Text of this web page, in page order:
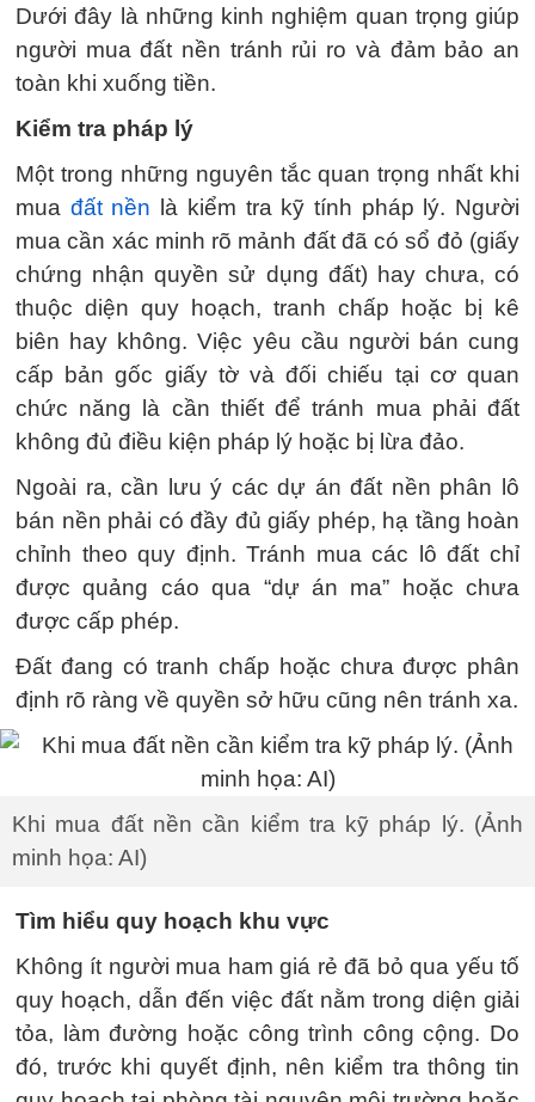
Dưới đây là những kinh nghiệm quan trọng giúp
người mua đất nền tránh rủi ro và đảm bảo an
toàn khi xuống tiền.
Kiểm tra pháp lý
Một trong những nguyên tắc quan trọng nhất khi
mua đất nền là kiểm tra kỹ tính pháp lý. Người
mua cần xác minh rõ mảnh đất đã có sổ đỏ (giấy
chứng nhận quyền sử dụng đất) hay chưa, có
thuộc diện quy hoạch, tranh chấp hoặc bị kê
biên hay không. Việc yêu cầu người bán cung
cấp bản gốc giấy tờ và đối chiếu tại cơ quan
chức năng là cần thiết để tránh mua phải đất
không đủ điều kiện pháp lý hoặc bị lừa đảo.
Ngoài ra, cần lưu ý các dự án đất nền phân lô
bán nền phải có đầy đủ giấy phép, hạ tầng hoàn
chỉnh theo quy định. Tránh mua các lô đất chỉ
được quảng cáo qua “dự án ma” hoặc chưa
được cấp phép.
Đất đang có tranh chấp hoặc chưa được phân
định rõ ràng về quyền sở hữu cũng nên tránh xa.
Khi mua đất nền cần kiểm tra kỹ pháp lý. (Ảnh
minh họa: AI)
Tìm hiểu quy hoạch khu vực
Không ít người mua ham giá rẻ đã bỏ qua yếu tố
quy hoạch, dẫn đến việc đất nằm trong diện giải
tỏa, làm đường hoặc công trình công cộng. Do
đó, trước khi quyết định, nên kiểm tra thông tin